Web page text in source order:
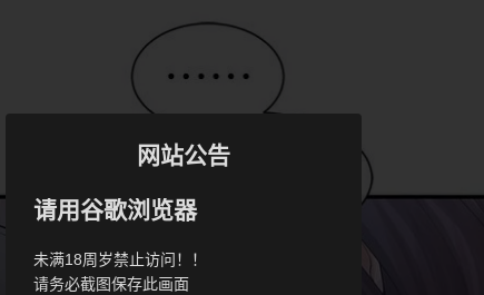
网站公告
请用谷歌浏览器
未满18周岁禁止访问！！
请务必截图保存此画面